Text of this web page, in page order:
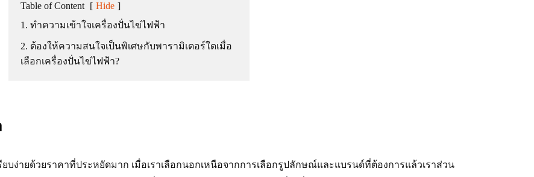
Table of Content [ Hide ]
1. ทำความเข้าใจเครื่องปั่นไข่ไฟฟ้า
2. ต้องให้ความสนใจเป็นพิเศษกับพารามิเตอร์ใดเมื่อ
เลือกเครื่องปั่นไข่ไฟฟ้า?
บง่ายด้วยราคาที่ประหยัดมาก เมื่อเราเลือกนอกเหนือจากการเลือกรูปลักษณ์และแบรนด์ที่ต้องการแล้วเราส่วน